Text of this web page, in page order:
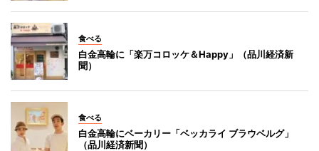
食べる
白金高輪に「楽万コロッケ＆Happy」（品川経済新
聞）
食べる
白金高輪にベーカリー「ベッカライ ブラウベルグ」
（品川経済新聞）